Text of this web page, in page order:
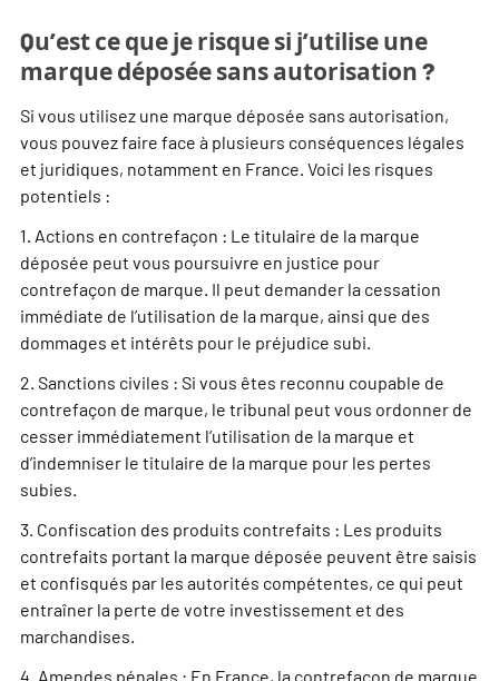
Qu’est ce que je risque si j’utilise une
marque déposée sans autorisation ?
Si vous utilisez une marque déposée sans autorisation,
vous pouvez faire face à plusieurs conséquences légales
et juridiques, notamment en France. Voici les risques
potentiels :
1. Actions en contrefaçon : Le titulaire de la marque
déposée peut vous poursuivre en justice pour
contrefaçon de marque. Il peut demander la cessation
immédiate de l’utilisation de la marque, ainsi que des
dommages et intérêts pour le préjudice subi.
2. Sanctions civiles : Si vous êtes reconnu coupable de
contrefaçon de marque, le tribunal peut vous ordonner de
cesser immédiatement l’utilisation de la marque et
d’indemniser le titulaire de la marque pour les pertes
subies.
3. Confiscation des produits contrefaits : Les produits
contrefaits portant la marque déposée peuvent être saisis
et confisqués par les autorités compétentes, ce qui peut
entraîner la perte de votre investissement et des
marchandises.
4. Amendes pénales : En France, la contrefaçon de marque